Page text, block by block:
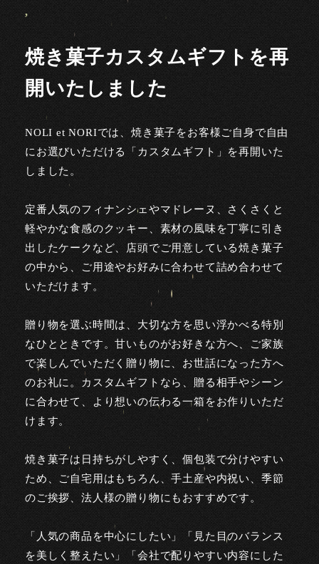
,
焼き菓子カスタムギフトを再
開いたしました
NOLI et NORIでは、焼き菓子をお客様ご自身で自由
にお選びいただける「カスタムギフト」を再開いた
しました。
定番人気のフィナンシェやマドレーヌ、さくさくと
軽やかな食感のクッキー、素材の風味を丁寧に引き
出したケークなど、店頭でご用意している焼き菓子
の中から、ご用途やお好みに合わせて詰め合わせて
いただけます。
贈り物を選ぶ時間は、大切な方を思い浮かべる特別
なひとときです。甘いものがお好きな方へ、ご家族
で楽しんでいただく贈り物に、お世話になった方へ
のお礼に。カスタムギフトなら、贈る相手やシーン
に合わせて、より想いの伝わる一箱をお作りいただ
けます。
焼き菓子は日持ちがしやすく、個包装で分けやすい
ため、ご自宅用はもちろん、手土産や内祝い、季節
のご挨拶、法人様の贈り物にもおすすめです。
「人気の商品を中心にしたい」「見た目のバランス
を美しく整えたい」「会社で配りやすい内容にした